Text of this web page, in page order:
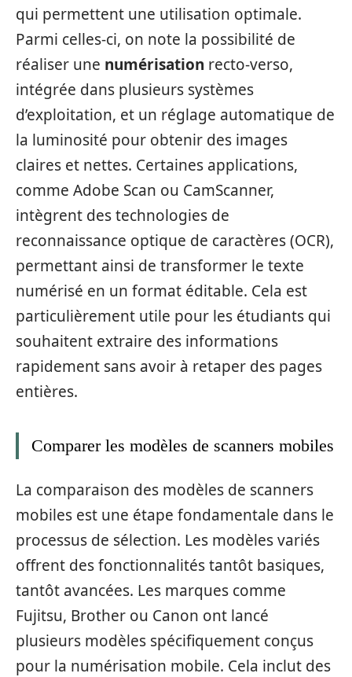
qui permettent une utilisation optimale.
Parmi celles-ci, on note la possibilité de
réaliser une numérisation recto-verso,
intégrée dans plusieurs systèmes
d’exploitation, et un réglage automatique de
la luminosité pour obtenir des images
claires et nettes. Certaines applications,
comme Adobe Scan ou CamScanner,
intègrent des technologies de
reconnaissance optique de caractères (OCR),
permettant ainsi de transformer le texte
numérisé en un format éditable. Cela est
particulièrement utile pour les étudiants qui
souhaitent extraire des informations
rapidement sans avoir à retaper des pages
entières.
Comparer les modèles de scanners mobiles
La comparaison des modèles de scanners
mobiles est une étape fondamentale dans le
processus de sélection. Les modèles variés
offrent des fonctionnalités tantôt basiques,
tantôt avancées. Les marques comme
Fujitsu, Brother ou Canon ont lancé
plusieurs modèles spécifiquement conçus
pour la numérisation mobile. Cela inclut des